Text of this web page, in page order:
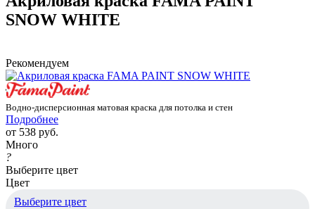
SNOW WHITE
Рекомендуем
Водно-дисперсионная матовая краска для потолка и стен
Подробнее
от 538 руб.
Много
?
Выберите цвет
Цвет
Выберите цвет